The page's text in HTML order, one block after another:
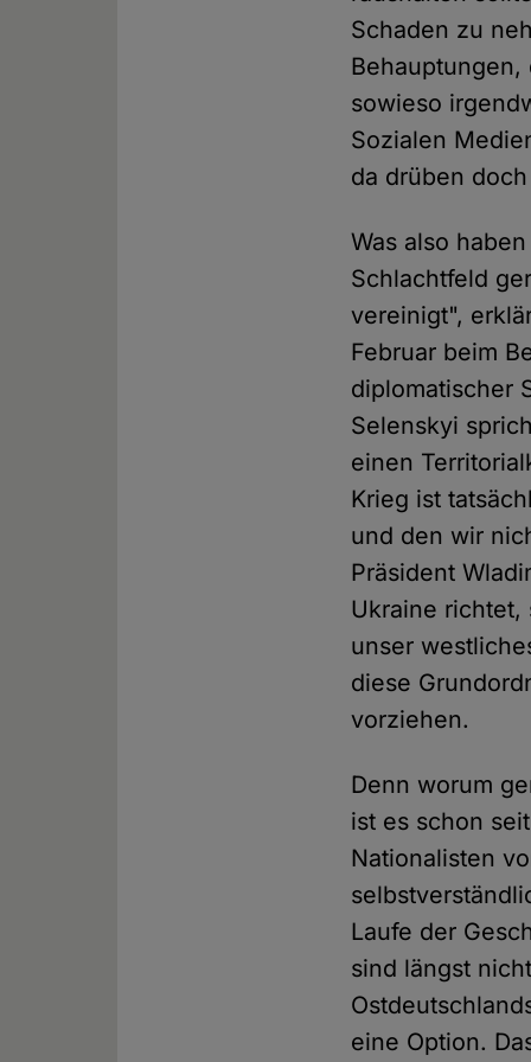
Schaden zu
sowieso
Sozialen
da drüben
Was also
Schlachtfeld
vereinigt",
Februar beim
diplomatischer
Selenskyi
einen
Krieg ist
und den wir
Präsident
Ukraine
unser
diese
vorziehen.
Denn worum
ist es schon
Nationalisten
Laufe der
sind längst
eine Option.